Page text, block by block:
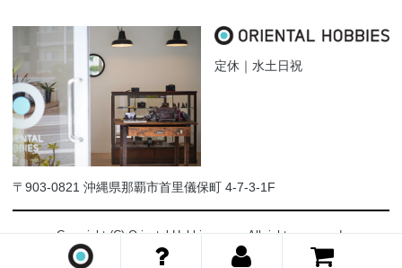
定休｜水土日祝
〒903-0821 沖縄県那覇市首里儀保町 4-7-3-1F
Copyright (C) Oriental-Hobbies.com. All rights reserved.